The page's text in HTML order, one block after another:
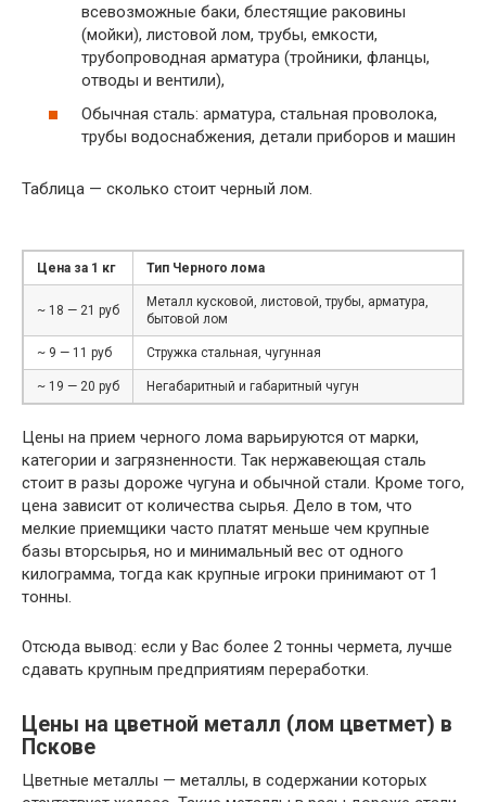
всевозможные баки, блестящие раковины
(мойки), листовой лом, трубы, емкости,
трубопроводная арматура (тройники, фланцы,
отводы и вентили),
Обычная сталь: арматура, стальная проволока,
трубы водоснабжения, детали приборов и машин
Таблица — сколько стоит черный лом.
Цена за 1 кг Тип Черного лома
~ 18 — 21 руб
Металл кусковой, листовой, трубы, арматура,
бытовой лом
~ 9 — 11 руб Стружка стальная, чугунная
~ 19 — 20 руб Негабаритный и габаритный чугун
Цены на прием черного лома варьируются от марки,
категории и загрязненности. Так нержавеющая сталь
стоит в разы дороже чугуна и обычной стали. Кроме того,
цена зависит от количества сырья. Дело в том, что
мелкие приемщики часто платят меньше чем крупные
базы вторсырья, но и минимальный вес от одного
килограмма, тогда как крупные игроки принимают от 1
тонны.
Отсюда вывод: если у Вас более 2 тонны чермета, лучше
сдавать крупным предприятиям переработки.
Цены на цветной металл (лом цветмет) в
Пскове
Цветные металлы — металлы, в содержании которых